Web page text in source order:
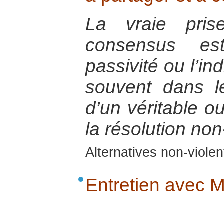
La vraie
consensus
passivité ou
souvent dans
d’un véritable
la résolution
Alternatives non-
Entretien avec